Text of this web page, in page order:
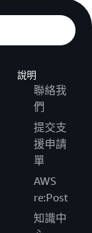
說明
聯絡我
們
提交支
援申請
單
AWS
re:Post
知識中